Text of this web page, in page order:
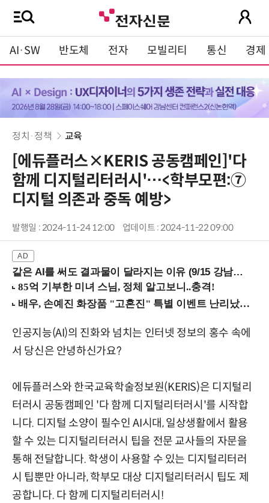
AI·SW 반도체 전자 모빌리티 통신 경제
정치·정책 교육
[에듀플러스×KERIS 공동캠페인]'다
함께 디지털리터러시'…<학부모편:⑦
디지털 의존과 중독 예방>
발행일 : 2024-11-24 12:00 업데이트 : 2024-11-22 09:00
같은 AI를 써도 결과물이 달라지는 이유 (9/15 강남역)
인공지능(AI)의 진화와 넘치는 인터넷 정보의 홍수 속에
서 당신은 안녕하신가요?
에듀플러스와 한국교육학술정보원(KERIS)은 디지털리
터러시 공동캠페인 '다 함께 디지털리터러시'를 시작합
니다. 디지털 소양이 필수인 AI시대, 일상생활에서 활용
할 수 있는 디지털리터러시 팁을 전문 교사들의 자문을
통해 전달합니다. 학생이 사용할 수 있는 디지털리터러
시 팁뿐만 아니라, 학부모 대상 디지털리터러시 팁도 제
공합니다. 다 함께 디지털리터러시!